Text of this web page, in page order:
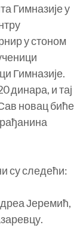
Гимназије у
у стоном
Гимназије.
динара, и тај
новац биће
су следећи:
Јеремић,